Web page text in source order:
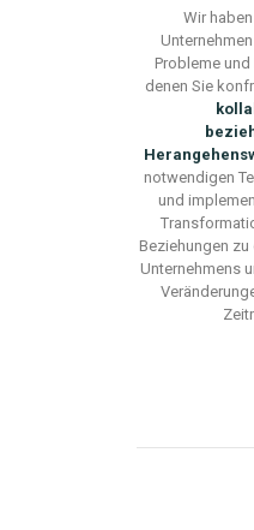
Wir
Unternehmen
Probleme
denen Sie
notwendigen
und
Beziehungen
Unternehmens